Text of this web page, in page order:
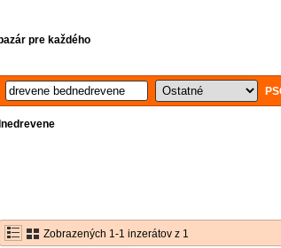
pre každého
Zobrazených 1-1 inzerátov z 1